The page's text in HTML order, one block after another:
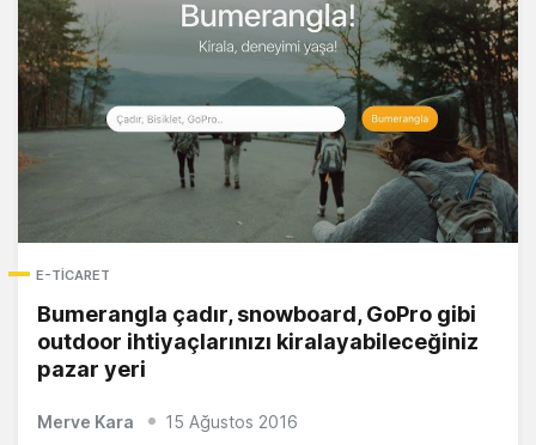
E-TICARET
Bumerangla çadır, snowboard, GoPro gibi
outdoor ihtiyaçlarınızı kiralayabileceğiniz
pazar yeri
Merve Kara 15 Ağustos 2016